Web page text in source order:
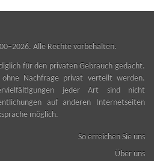
Alle Rechte vorbehalten.
für den privaten Gebrauch gedacht.
ohne Nachfrage privat verteilt werden.
jeder Art sind nicht
auf anderen Internetseiten
möglich.
So erreichen Sie uns
Über uns